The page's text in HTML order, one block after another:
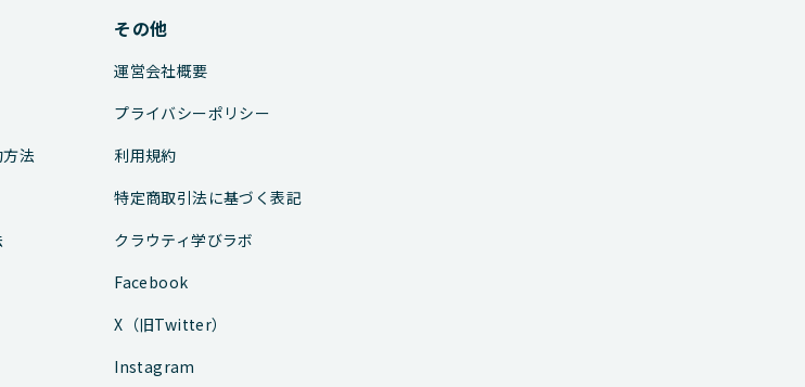
法
その他
運営会社概要
プライバシーポリシー
利用規約
特定商取引法に基づく表記
クラウティ学びラボ
Facebook
X（旧Twitter）
Instagram